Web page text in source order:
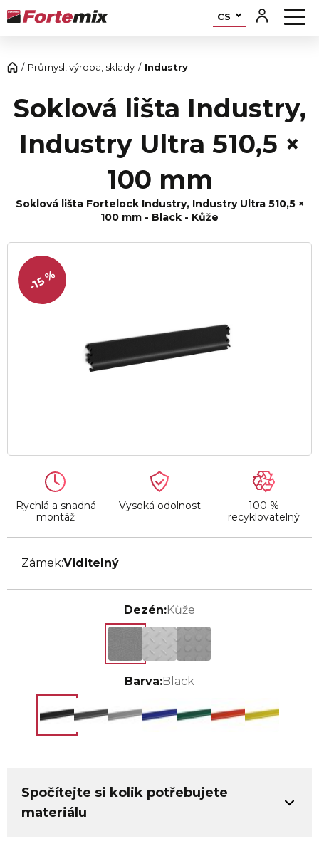
CS
Průmysl, výroba, sklady Industry
Soklová lišta Industry,
Industry Ultra 510,5 ×
100 mm
Soklová lišta Fortelock Industry, Industry Ultra 510,5 ×
100 mm - Black - Kůže
Rychlá a snadná
montáž
Vysoká odolnost
100 %
recyklovatelný
-15 %
Zámek:Viditelný
Dezén:Kůže
Barva:Black
Spočítejte si kolik potřebujete
materiálu